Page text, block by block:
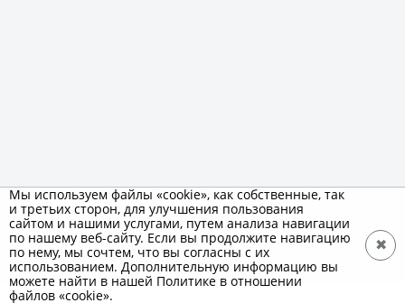
Мы используем файлы «cookie», как собственные, так
и третьих сторон, для улучшения пользования
сайтом и нашими услугами, путем анализа навигации
по нашему веб-сайту. Если вы продолжите навигацию
по нему, мы сочтем, что вы согласны с их
использованием. Дополнительную информацию вы
можете найти в нашей Политике в отношении
файлов «cookie».
✖